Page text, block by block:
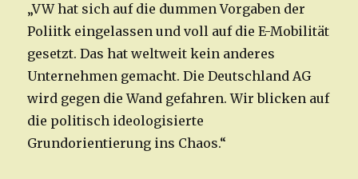
„VW hat sich auf die dummen Vorgaben der
Poliitk eingelassen und voll auf die E-Mobilität
gesetzt. Das hat weltweit kein anderes
Unternehmen gemacht. Die Deutschland AG
wird gegen die Wand gefahren. Wir blicken auf
die politisch ideologisierte
Grundorientierung ins Chaos.“